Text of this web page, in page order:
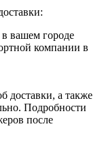
в вашем городе
компании в
доставки, а также
Подробности
после